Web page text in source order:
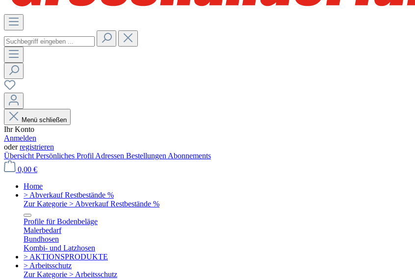
Menü schließen
Ihr Konto
Anmelden
oderregistrieren
Übersicht Persönliches Profil Adressen Bestellungen Abonnements
0,00 €
Home
> Abverkauf Restbestände %
Zur Kategorie > Abverkauf Restbestände %
Profile für Bodenbeläge
Malerbedarf
Bundhosen
Kombi- und Latzhosen
> AKTIONSPRODUKTE
> Arbeitsschutz
Zur Kategorie > Arbeitsschutz